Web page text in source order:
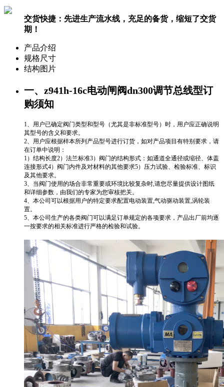
交货快捷： 先进生产流水线，充足的备货，缩短了交货
期！
产品介绍
规格尺寸
结构图片
一、z941h-16c电动闸阀dn300调节总线型订
购须知
1、用户已确定阀门类型和型号（尤其是非标准型号）时，用户应正确说明
其型号的含义和要求。
2、用户应根据样本所列产品型号进行订货，如对产品项目有特别要求，请
在订单中说明：
1）结构长度2）法兰标准3）阀门的结构形式：如通道全通径或缩径、体盖
连接形式4）阀门内件及对材料的其他要求5）压力试验、检验标准、标识
及其他要求。
3、当阀门使用的场合非常重要或环境比较复杂时,请您尽量提供设计图纸
和详细参数，由我们的专家为您审核把关。
4、本公司可以根据用户的特定要求配置电动装置,气动驱动装置,涡轮装
置。
5、本公司生产的各类阀门可以满足订单规定的各项要求，产品出厂前均逐
一按要求的相关标准进行严格的检验和试验。